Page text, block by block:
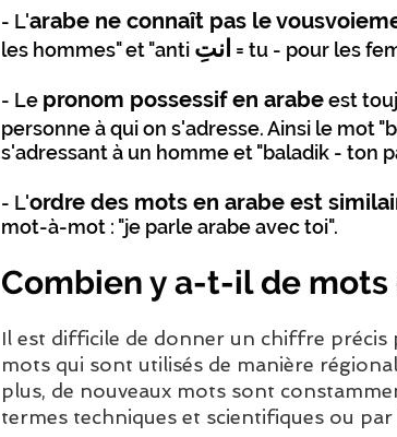
- L'arabe ne connaît pas le
les hommes" et "anti انتِ = tu - pour les
- Le pronom possessif en arabeest
personne à qui on s'adresse. Ainsi le mot
s'adressant à un homme et "baladik - ton
- L'ordre des mots en arabe est
mot-à-mot : "je parle arabe avec toi".
Combien y a-t-il de mots
Il est difficile de donner un chiffre
mots qui sont utilisés de manière
plus, de nouveaux mots sont
termes techniques et scientifiques ou